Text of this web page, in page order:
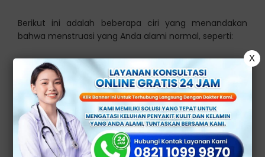
Berikut ini adalah beberapa ciri yang menandakan
bahwa menstruasi yang Anda alami normal, seperti:
1. Durasi siklus menstruasi berlangsung selama 21
sampai 35 hari
2. Durasi menstruasi berlangsung selama 2
sampai 7 hari
3. Tidak di sertai dengan nyeri berlebih
X